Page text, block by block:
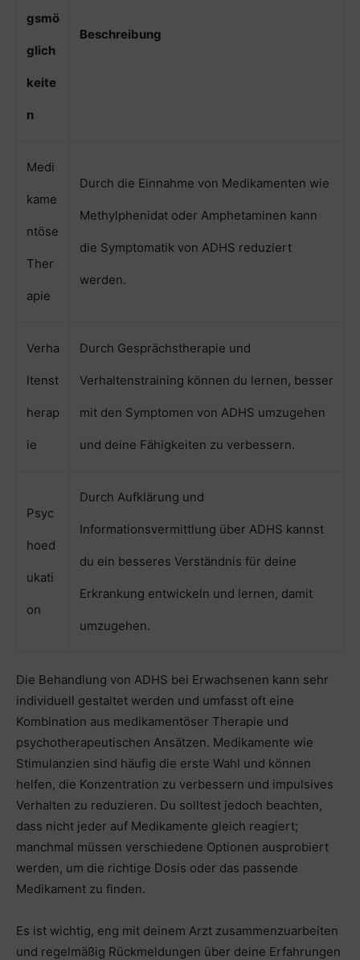
gsmö
glich
keite
n
Beschreibung
Medi
kame
ntöse
Ther
apie
Durch die Einnahme von Medikamenten wie
Methylphenidat oder Amphetaminen kann
die Symptomatik von ADHS reduziert
werden.
Verha
ltenst
herap
ie
Durch Gesprächstherapie und
Verhaltenstraining können du lernen, besser
mit den Symptomen von ADHS umzugehen
und deine Fähigkeiten zu verbessern.
Psyc
hoed
ukati
on
Durch Aufklärung und
Informationsvermittlung über ADHS kannst
du ein besseres Verständnis für deine
Erkrankung entwickeln und lernen, damit
umzugehen.
Die Behandlung von ADHS bei Erwachsenen kann sehr
individuell gestaltet werden und umfasst oft eine
Kombination aus medikamentöser Therapie und
psychotherapeutischen Ansätzen. Medikamente wie
Stimulanzien sind häufig die erste Wahl und können
helfen, die Konzentration zu verbessern und impulsives
Verhalten zu reduzieren. Du solltest jedoch beachten,
dass nicht jeder auf Medikamente gleich reagiert;
manchmal müssen verschiedene Optionen ausprobiert
werden, um die richtige Dosis oder das passende
Medikament zu finden.
Es ist wichtig, eng mit deinem Arzt zusammenzuarbeiten
und regelmäßig Rückmeldungen über deine Erfahrungen